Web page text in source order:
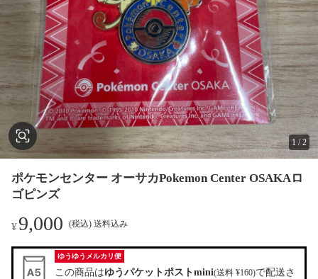
1 /2
ポケモンセンター オーサカPokemon Center OSAKAロ
ゴピンズ
¥9,000 (税込) 送料込み
ゆうゆうメルカリ便
この商品はゆうパケットポストmini(送料 ¥160)で配送さ